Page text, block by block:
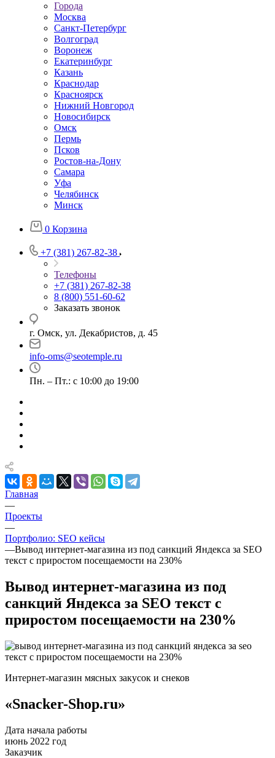
Города
Москва
Санкт-Петербург
Волгоград
Воронеж
Екатеринбург
Казань
Краснодар
Красноярск
Нижний Новгород
Новосибирск
Омск
Пермь
Псков
Ростов-на-Дону
Самара
Уфа
Челябинск
Минск
0 Корзина
+7 (381) 267-82-38
Телефоны
+7 (381) 267-82-38
8 (800) 551-60-62
Заказать звонок
г. Омск, ул. Декабристов, д. 45
info-oms@seotemple.ru
Пн. – Пт.: с 10:00 до 19:00
Главная
—
Проекты
—
Портфолио: SEO кейсы
—Вывод интернет-магазина из под санкций Яндекса за SEO
текст с приростом посещаемости на 230%
Вывод интернет-магазина из под
санкций Яндекса за SEO текст с
приростом посещаемости на 230%
Интернет-магазин мясных закусок и снеков
«Snacker-Shop.ru»
Дата начала работы
июнь 2022 год
Заказчик